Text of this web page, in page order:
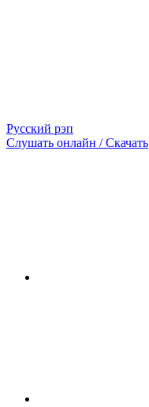
Русский рэп
Слушать онлайн / Скачать